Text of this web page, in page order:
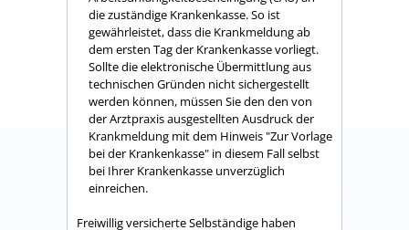
die zuständige Krankenkasse. So ist
gewährleistet, dass die Krankmeldung ab
dem ersten Tag der Krankenkasse vorliegt.
Sollte die elektronische Übermittlung aus
technischen Gründen nicht sichergestellt
werden können, müssen Sie den den von
der Arztpraxis ausgestellten Ausdruck der
Krankmeldung mit dem Hinweis "Zur Vorlage
bei der Krankenkasse" in diesem Fall selbst
bei Ihrer Krankenkasse unverzüglich
einreichen.
Freiwillig versicherte Selbständige haben